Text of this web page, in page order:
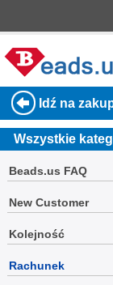
Idź na
Wszystkie
Beads.us FAQ
New Customer
Kolejność
Rachunek